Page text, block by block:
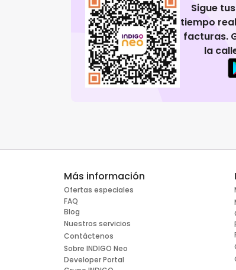
Sigue
tiempo
facturas.
la
Más información
Ofertas especiales
FAQ
Blog
Nuestros servicios
Contáctenos
Sobre INDIGO Neo
Developer Portal